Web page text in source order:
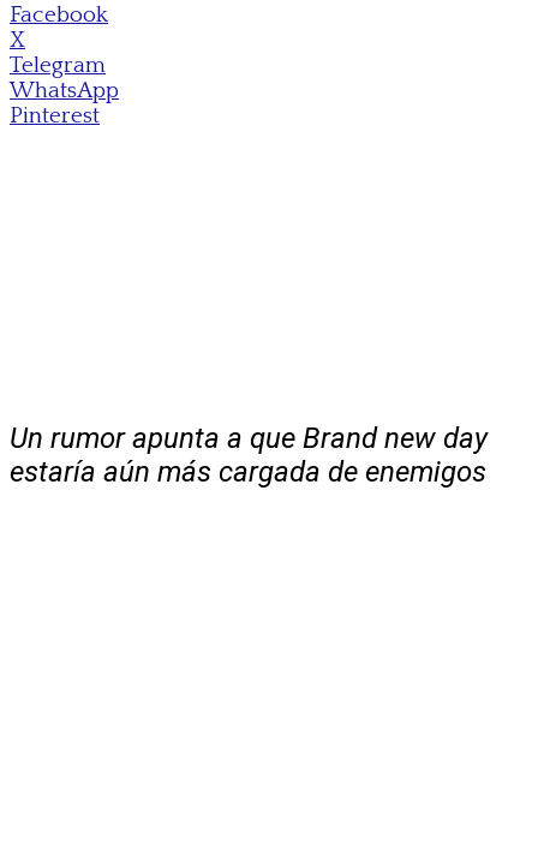
Facebook
X
Telegram
WhatsApp
Pinterest
Un rumor apunta a que Brand new day
estaría aún más cargada de enemigos